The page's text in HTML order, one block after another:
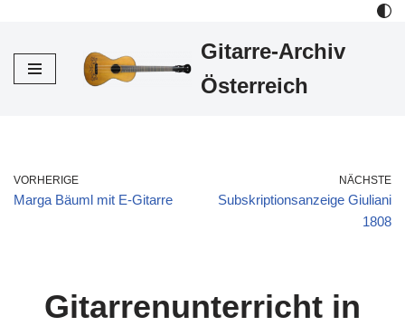
Inhalt
Gitarre-Archiv
Österreich
VORHERIGE
Marga Bäuml mit E-Gitarre
NÄCHSTE
Subskriptionsanzeige Giuliani
1808
Gitarrenunterricht in